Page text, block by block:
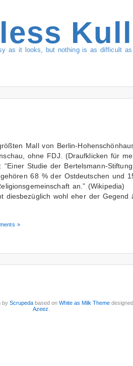
as it looks, but nothing is as difficult
Mall von Berlin-
ohne FDJ. (Draufklicken für
“Einer Studie der Bertelsmann-
68 % der Ostdeutschen und
an.” (Wikipedia)
diesbezüglich wohl eher der Gegend
»
byScrupeda based onWhite as Milk Theme
Azeez